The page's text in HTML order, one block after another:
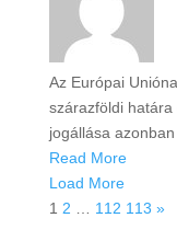
Az Európai
szárazföldi
jogállása
Read More
Load More
1 2 112 113 »